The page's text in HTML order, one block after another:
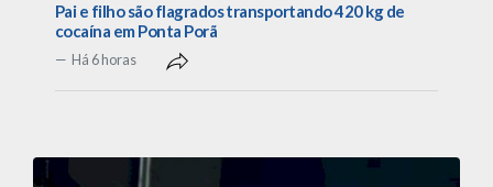
Pai e filho são flagrados transportando 420 kg de
cocaína em Ponta Porã
Há 6 horas